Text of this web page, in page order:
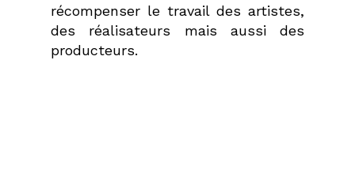
récompenser le travail des artistes,
des réalisateurs mais aussi des
producteurs.